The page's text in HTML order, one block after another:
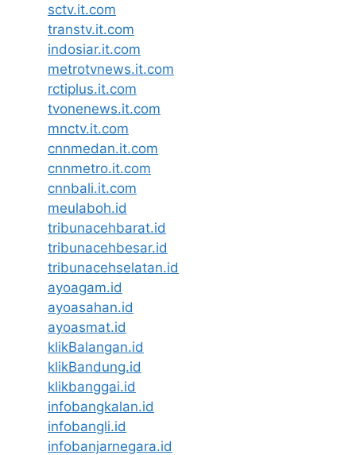
sctv.it.com
transtv.it.com
indosiar.it.com
metrotvnews.it.com
rctiplus.it.com
tvonenews.it.com
mnctv.it.com
cnnmedan.it.com
cnnmetro.it.com
cnnbali.it.com
meulaboh.id
tribunacehbarat.id
tribunacehbesar.id
tribunacehselatan.id
ayoagam.id
ayoasahan.id
ayoasmat.id
klikBalangan.id
klikBandung.id
klikbanggai.id
infobangkalan.id
infobangli.id
infobanjarnegara.id